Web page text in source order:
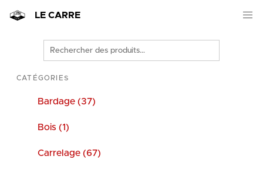
LE CARRE
Rechercher
des
produits
CATÉGORIES
Bardage (37)
Bois (1)
Carrelage (67)